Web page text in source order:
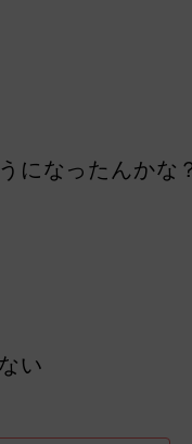
になったんかな
い